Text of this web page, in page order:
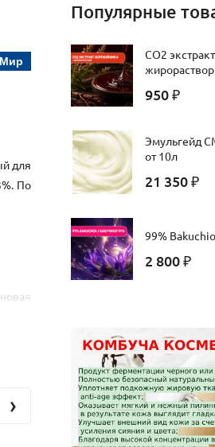
для
По
›
Популярные
СО2
950 ₽
Эмульгейд
от 10л
21 350 ₽
99%
2 800 ₽